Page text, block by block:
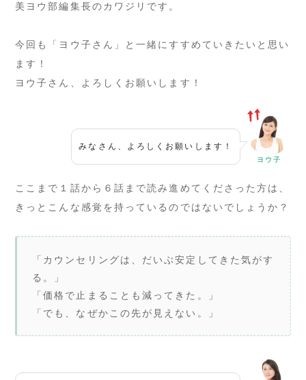
美ヨウ部編集長のカワジリです。
今回も「ヨウ子さん」と一緒にすすめていきたいと思い
ます！
ヨウ子さん、よろしくお願いします！
みなさん、よろしくお願いします！
ヨウ子
ここまで１話から６話まで読み進めてくださった方は、
きっとこんな感覚を持っているのではないでしょうか？
「カウンセリングは、だいぶ安定してきた気がす
る。」
「価格で止まることも減ってきた。」
「でも、なぜかこの先が見えない。」